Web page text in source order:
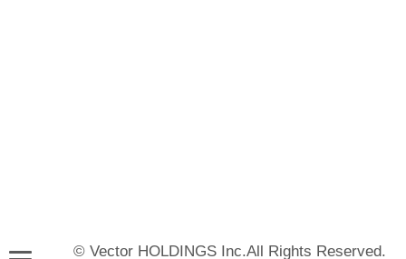
© Vector HOLDINGS Inc.All Rights Reserved.